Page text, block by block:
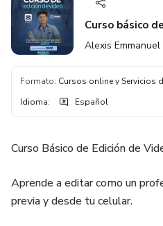
Curso básico
Alexis
Formato: Cursos online y Servicios
Idioma: Español
Curso Básico de Edición de
Aprende a editar como un
previa y desde tu celular.